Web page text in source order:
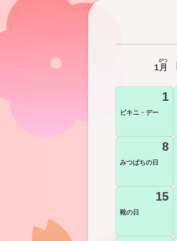
1月
がつ
1
ビキニ・デー
8
みつばちの日
15
靴の日